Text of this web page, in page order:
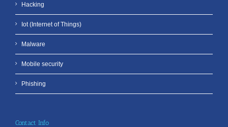
Hacking
Iot (Internet of Things)
Malware
Mobile security
Phishing
Contact Info